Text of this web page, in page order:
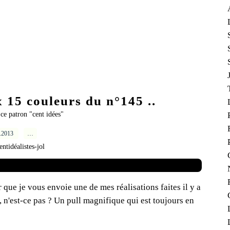
couleurs du n°145 ..
patron "cent idées"
…
jol
je vous envoie une de mes réalisations faites il y a
ce pas ? Un pull magnifique qui est toujours en